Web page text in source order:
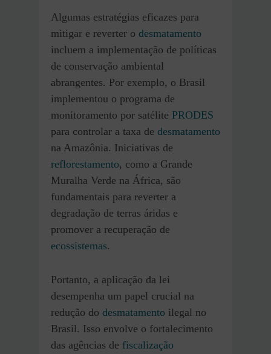
Algumas estratégias eficazes para
mitigar e reverter o desmatamento
incluem a implementação de políticas
de conservação ambiental
abrangentes. Por exemplo, o Brasil
implementou o programa de
monitoramento por satélite PRODES
para controlar a taxa de desmatamento
na Amazônia. Iniciativas de
reflorestamento, como a Grande
Muralha Verde na África, são
fundamentais para reverter a
degradação de terras áridas e
promover a recuperação de
ecossistemas.
Portanto, a aplicação da lei
desempenha um papel crucial na
redução do desmatamento ilegal no
Brasil. Isso envolve o fortalecimento
das agências de fiscalização